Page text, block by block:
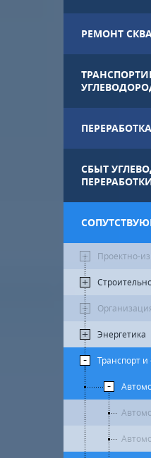
РЕМОНТ
СБЫТ
Проектно-
Энергетика
Транспорт и